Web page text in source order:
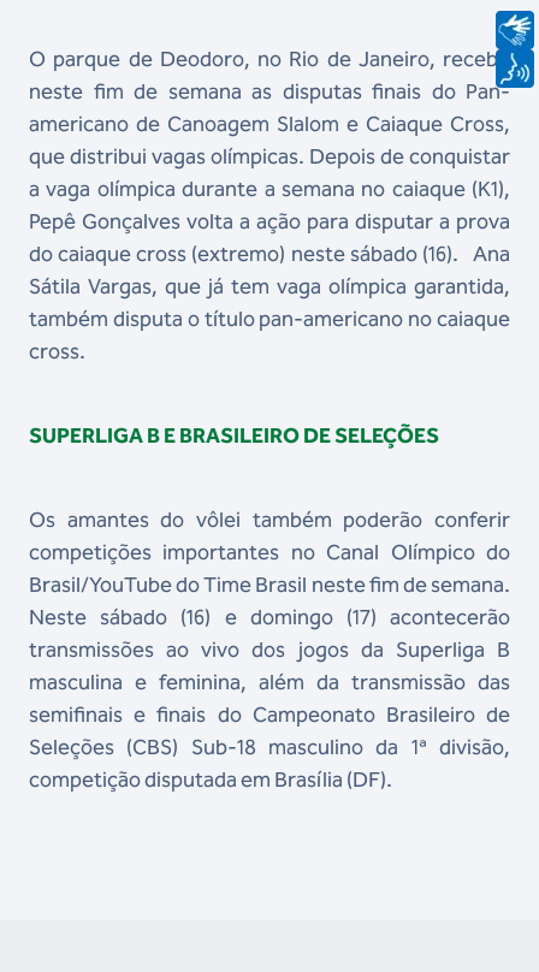
O parque de Deodoro, no Rio de Janeiro, recebe
neste fim de semana as disputas finais do Pan-
americano de Canoagem Slalom e Caiaque Cross,
que distribui vagas olímpicas. Depois de conquistar
a vaga olímpica durante a semana no caiaque (K1),
Pepê Gonçalves volta a ação para disputar a prova
do caiaque cross (extremo) neste sábado (16). Ana
Sátila Vargas, que já tem vaga olímpica garantida,
também disputa o título pan-americano no caiaque
cross.
SUPERLIGA B E BRASILEIRO DE SELEÇÕES
Os amantes do vôlei também poderão conferir
competições importantes no Canal Olímpico do
Brasil/YouTube do Time Brasil neste fim de semana.
Neste sábado (16) e domingo (17) acontecerão
transmissões ao vivo dos jogos da Superliga B
masculina e feminina, além da transmissão das
semifinais e finais do Campeonato Brasileiro de
Seleções (CBS) Sub-18 masculino da 1ª divisão,
competição disputada em Brasília (DF).